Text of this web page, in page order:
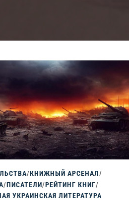
/КНИЖНЫЙ АРСЕНАЛ/
/ПИСАТЕЛИ/РЕЙТИНГ КНИГ/
УКРАИНСКАЯ ЛИТЕРАТУРА